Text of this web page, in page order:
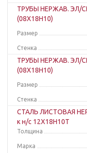
ТРУБЫ НЕРЖАВ. ЭЛ/
(08Х18Н10)
Размер
Стенка
ТРУБЫ НЕРЖАВ. ЭЛ/
(08Х18Н10)
Размер
Стенка
СТАЛЬ ЛИСТОВАЯ
к н/с 12Х18Н10Т
Толщина
Марка